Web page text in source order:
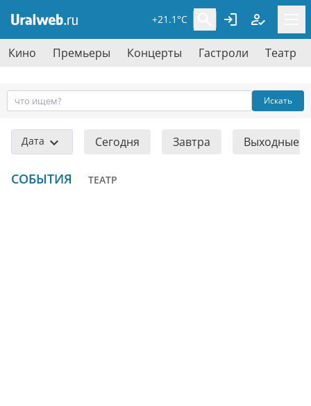
+21.1°C
Кино Премьеры Концерты Гастроли Театр
Искать
Дата Сегодня Завтра Выходные
СОБЫТИЯ ТЕАТР